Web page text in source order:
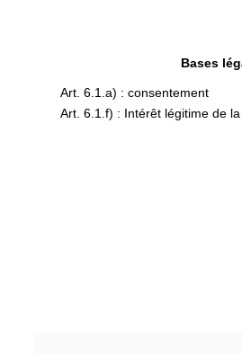
Bases
Art. 6.1.a) : consentement
Art. 6.1.f) : Intérêt légitime de